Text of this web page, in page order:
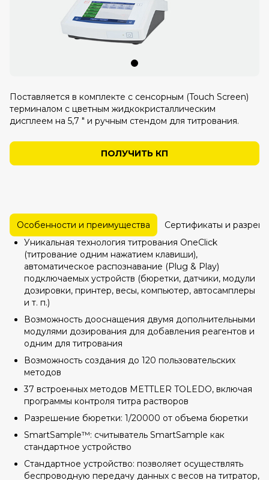
Поставляется в комплекте с сенсорным (Touch Screen)
терминалом с цветным жидкокристаллическим
дисплеем на 5,7 ″ и ручным стендом для титрования.
ПОЛУЧИТЬ КП
Особенности и преимущества
Сертификаты и
Уникальная технология титрования OneClick
(титрование одним нажатием клавиши),
автоматическое распознавание (Plug & Play)
подключаемых устройств (бюретки, датчики, модули
дозировки, принтер, весы, компьютер, автосамплеры
и т. п.)
Возможность дооснащения двумя дополнительными
модулями дозирования для добавления реагентов и
одним для титрования
Возможность создания до 120 пользовательских
методов
37 встроенных методов METTLER TOLEDO, включая
программы контроля титра растворов
Разрешение бюретки: 1/20000 от объема бюретки
SmartSample™: считыватель SmartSample как
стандартное устройство
Стандартное устройство: позволяет осуществлять
беспроводную передачу данных с весов на титратор,